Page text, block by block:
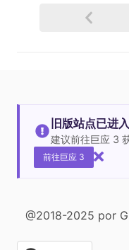
旧版站点已进
建议前往巨应 3
前往巨应 3
@2018-2025 por